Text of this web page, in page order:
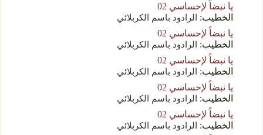
يا نبضاً لإحساسي 02
الخطيب: الرادود باسم الكربلائي
يا نبضاً لإحساسي 02
الخطيب: الرادود باسم الكربلائي
يا نبضاً لإحساسي 02
الخطيب: الرادود باسم الكربلائي
يا نبضاً لإحساسي 02
الخطيب: الرادود باسم الكربلائي
يا نبضاً لإحساسي 02
الخطيب: الرادود باسم الكربلائي